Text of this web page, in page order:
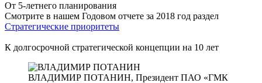
От 5-летнего планирования
Смотрите в нашем Годовом отчете за 2018 год раздел
Стратегические приоритеты
К долгосрочной стратегической концепции на 10 лет
ВЛАДИМИР ПОТАНИН, Президент ПАО «ГМК